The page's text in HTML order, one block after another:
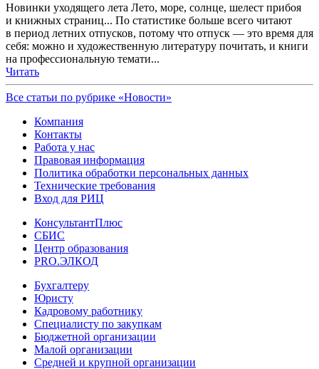
Новинки уходящего лета Лето, море, солнце, шелест прибоя
и книжных страниц... По статистике больше всего читают
в период летних отпусков, потому что отпуск — это время для
себя: можно и художественную литературу почитать, и книги
на профессиональную темати...
Читать
Все статьи по рубрике «Новости»
Компания
Контакты
Работа у нас
Правовая информация
Политика обработки персональных данных
Технические требования
Вход для РИЦ
КонсультантПлюс
СБИС
Центр образования
PRO.ЭЛКОД
Бухгалтеру
Юристу
Кадровому работнику
Специалисту по закупкам
Бюджетной организации
Малой организации
Средней и крупной организации